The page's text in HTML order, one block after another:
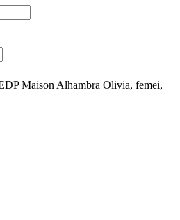
Maison Alhambra Olivia, femei,